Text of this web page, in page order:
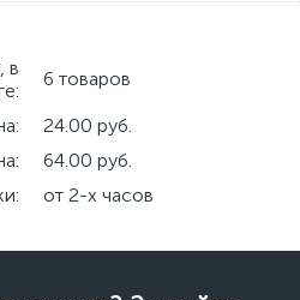
в
6 товаров
24.00 руб.
64.00 руб.
от 2-х часов